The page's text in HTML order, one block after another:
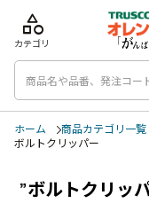
category
カテゴリ
ホーム 商品カテゴリ一覧
ボルトクリッパー
”ボルトクリッ